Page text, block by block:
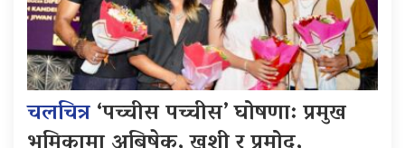
चलचित्र‘पच्चीस पच्चीस’ घोषणा: प्रमुख